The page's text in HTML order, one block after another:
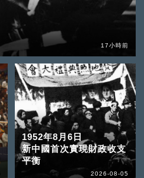
17小時前
1952年8月6日
新中國首次實現財政收支
平衡
2026-08-05